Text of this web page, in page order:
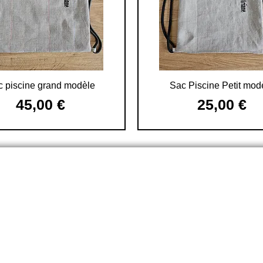
Aperçu rapide
piscine grand modèle
Prix
45,00 €
Aperçu rapide
Sac Piscine Petit
Prix
25,00 €